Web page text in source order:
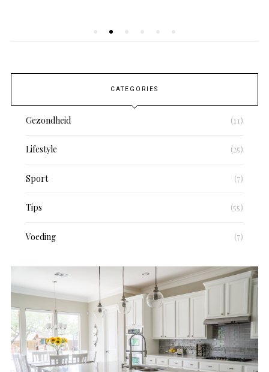
CATEGORIES
Gezondheid (11)
Lifestyle (25)
Sport (7)
Tips (55)
Voeding (7)